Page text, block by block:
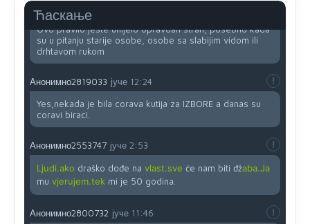
Ћаскање
Ovo pravilo jeste unijelo opravdan strah, posebno kada
su u pitanju starije osobe, osobe sa slabijim vidom ili
drhtavom rukom
Анонимно2819033 јуче 12:24
Yes,nekada je bila corava kutija za IZBORE a danas su
coravi biraci.
Анонимно2553747 јуче 2:53
Ljudi.ako draško dođe na vlast.sve će nam biti đžaba.Ja
mu vjerujem.tek mi je 50 godina.
Анонимно2800732 јуче 11:46